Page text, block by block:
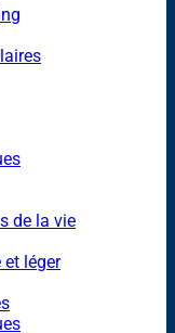
de la vie
léger